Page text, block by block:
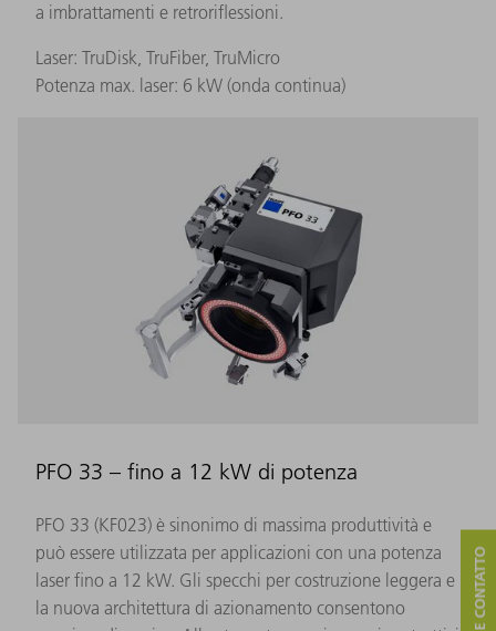
a imbrattamenti e retroriflessioni.
Laser: TruDisk, TruFiber, TruMicro
Potenza max. laser: 6 kW (onda continua)
PFO 33 – fino a 12 kW di potenza
PFO 33 (KF023) è sinonimo di massima produttività e
può essere utilizzata per applicazioni con una potenza
laser fino a 12 kW. Gli specchi per costruzione leggera e
la nuova architettura di azionamento consentono